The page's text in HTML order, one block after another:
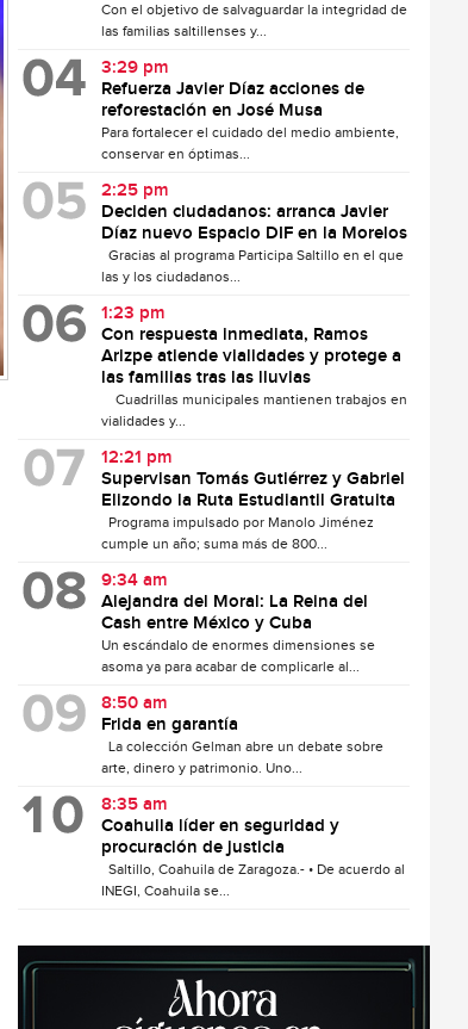
Con el objetivo de salvaguardar la integridad de
las familias saltillenses y...
3:29 pm
Refuerza Javier Díaz acciones de
reforestación en José Musa
Para fortalecer el cuidado del medio ambiente,
conservar en óptimas...
2:25 pm
Deciden ciudadanos: arranca Javier
Díaz nuevo Espacio DIF en la Morelos
Gracias al programa Participa Saltillo en el que
las y los ciudadanos...
1:23 pm
Con respuesta inmediata, Ramos
Arizpe atiende vialidades y protege a
las familias tras las lluvias
Cuadrillas municipales mantienen trabajos en
vialidades y...
12:21 pm
Supervisan Tomás Gutiérrez y Gabriel
Elizondo la Ruta Estudiantil Gratuita
Programa impulsado por Manolo Jiménez
cumple un año; suma más de 800...
9:34 am
Alejandra del Moral: La Reina del
Cash entre México y Cuba
Un escándalo de enormes dimensiones se
asoma ya para acabar de complicarle al...
8:50 am
Frida en garantía
La colección Gelman abre un debate sobre
arte, dinero y patrimonio. Uno...
8:35 am
Coahuila líder en seguridad y
procuración de justicia
Saltillo, Coahuila de Zaragoza.- • De acuerdo al
INEGI, Coahuila se...